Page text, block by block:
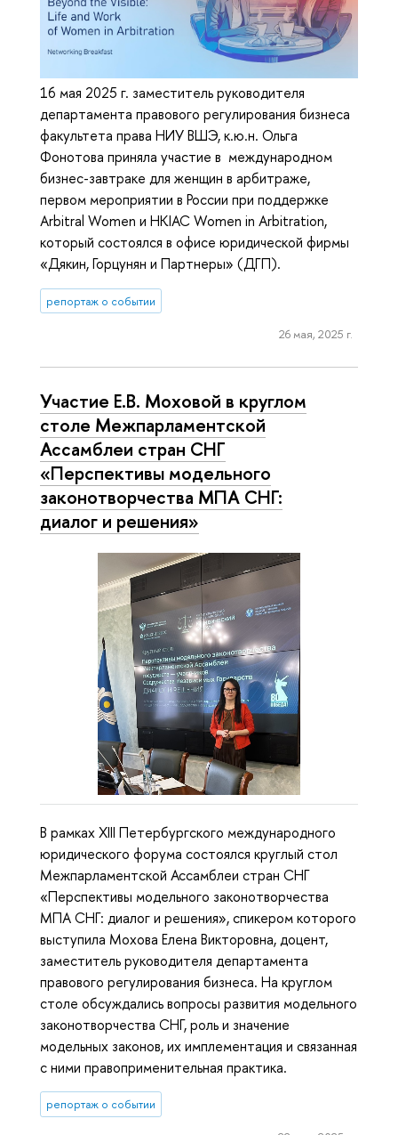
16 мая 2025 г. заместитель руководителя
департамента правового регулирования бизнеса
факультета права НИУ ВШЭ, к.ю.н. Ольга
Фонотова приняла участие в международном
бизнес-завтраке для женщин в арбитраже,
первом мероприятии в России при поддержке
Arbitral Women и HKIAC Women in Arbitration,
который состоялся в офисе юридической фирмы
«Дякин, Горцунян и Партнеры» (ДГП).
репортаж о событии
26 мая, 2025 г.
Участие Е.В. Моховой в круглом
столе Межпарламентской
Ассамблеи стран СНГ
«Перспективы модельного
законотворчества МПА СНГ:
диалог и решения»
В рамках XIII Петербургского международного
юридического форума состоялся круглый стол
Межпарламентской Ассамблеи стран СНГ
«Перспективы модельного законотворчества
МПА СНГ: диалог и решения», спикером которого
выступила Мохова Елена Викторовна, доцент,
заместитель руководителя департамента
правового регулирования бизнеса. На круглом
столе обсуждались вопросы развития модельного
законотворчества СНГ, роль и значение
модельных законов, их имплементация и связанная
с ними правоприменительная практика.
репортаж о событии